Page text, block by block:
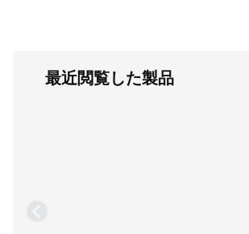
最近閲覧した製品